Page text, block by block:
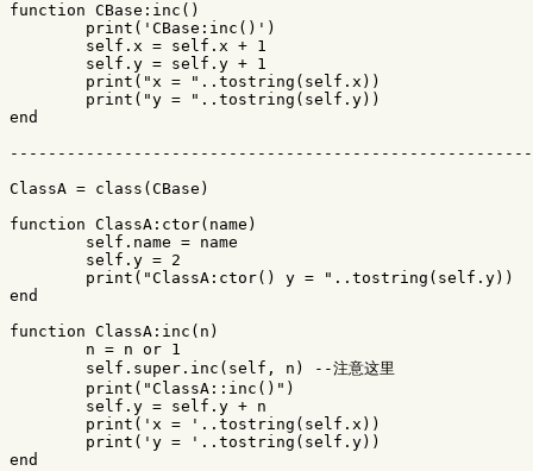
function CBase : inc ()
print ( 'CBase:inc()' )
self . x = self . x + 1
self . y = self . y + 1
print ( "x = " .. tostring ( self . x ))
print ( "y = " .. tostring ( self . y))
end
-------------------------------------------------------
ClassA = class ( CBase )
function ClassA : ctor( name )
self . name = name
self . y = 2
print ( "ClassA:ctor() y = " .. tostring ( self . y))
end
function ClassA : inc ( n )
n = n or 1
self . super . inc ( self , n )
--注意这里
print ( "ClassA::inc()" )
self . y = self . y + n
print ( 'x = ' .. tostring ( self . x ))
print ( 'y = ' .. tostring ( self . y))
end